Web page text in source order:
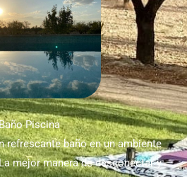
Piscina​
refrescante baño en un ambiente
mejor manera de desconectar y